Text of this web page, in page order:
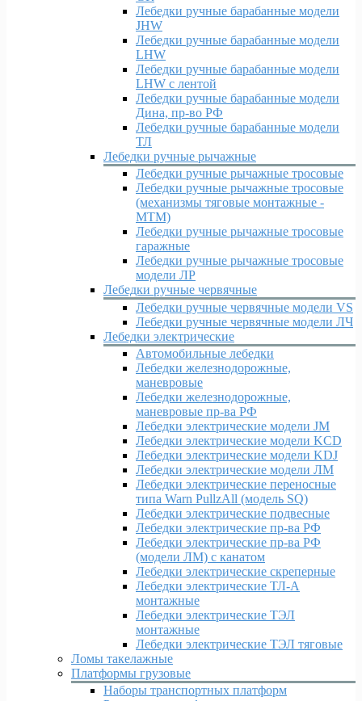
Лебедки ручные барабанные модели
JHW
Лебедки ручные барабанные модели
LHW
Лебедки ручные барабанные модели
LHW c лентой
Лебедки ручные барабанные модели
Дина, пр-во РФ
Лебедки ручные барабанные модели
ТЛ
Лебедки ручные рычажные
Лебедки ручные рычажные тросовые
Лебедки ручные рычажные тросовые
(механизмы тяговые монтажные -
МТМ)
Лебедки ручные рычажные тросовые
гаражные
Лебедки ручные рычажные тросовые
модели ЛР
Лебедки ручные червячные
Лебедки ручные червячные модели VS
Лебедки ручные червячные модели ЛЧ
Лебедки электрические
Автомобильные лебедки
Лебедки железнодорожные,
маневровые
Лебедки железнодорожные,
маневровые пр-ва РФ
Лебедки электрические модели JM
Лебедки электрические модели KCD
Лебедки электрические модели KDJ
Лебедки электрические модели ЛМ
Лебедки электрические переносные
типа Warn PullzAll (модель SQ)
Лебедки электрические подвесные
Лебедки электрические пр-ва РФ
Лебедки электрические пр-ва РФ
(модели ЛМ) с канатом
Лебедки электрические скреперные
Лебедки электрические ТЛ-А
монтажные
Лебедки электрические ТЭЛ
монтажные
Лебедки электрические ТЭЛ тяговые
Ломы такелажные
Платформы грузовые
Наборы транспортных платформ